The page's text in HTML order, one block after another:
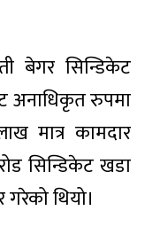
बेगर सिन्डिकेट
अनाधिकृत रुपमा
मात्र कामदार
सिन्डिकेट खडा
थियो।